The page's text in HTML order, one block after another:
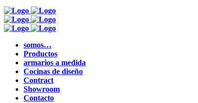
somos…
Productos
armarios a medida
Cocinas de diseño
Contract
Showroom
Contacto